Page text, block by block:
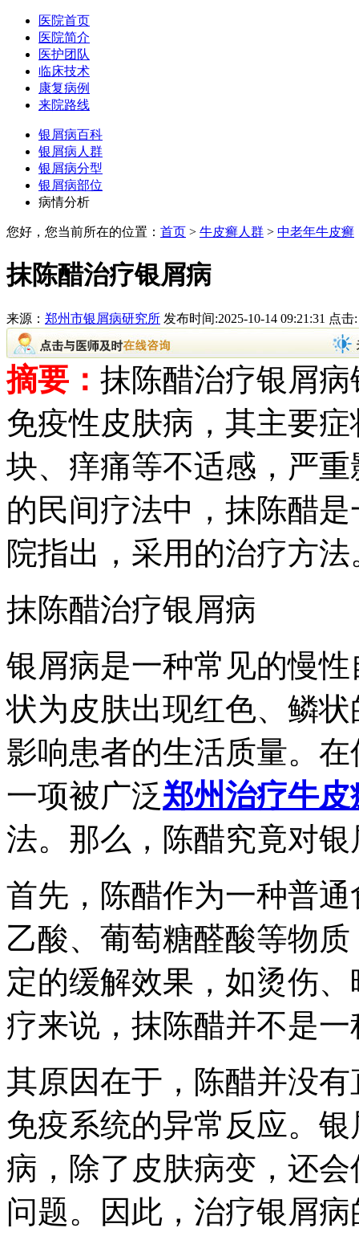
医院首页
医院简介
医护团队
临床技术
康复病例
来院路线
银屑病百科
银屑病人群
银屑病分型
银屑病部位
病情分析
您好，您当前所在的位置： 首页 > 牛皮癣人群 > 中老年牛皮癣
抹陈醋治疗银屑病
来源： 郑州市银屑病研究所 发布时间:2025-10-14 09:21:31 点击:
摘要： 抹陈醋治疗银屑
免疫性皮肤病，其主要
块、痒痛等不适感，严
的民间疗法中，抹陈醋
院指出，采用的治疗方
抹陈醋治疗银屑病
银屑病是一种常见的慢
状为皮肤出现红色、鳞
影响患者的生活质量。
一项被广泛郑州治疗牛皮
法。那么，陈醋究竟对
首先，陈醋作为一种普
乙酸、葡萄糖醛酸等物
定的缓解效果，如烫伤
疗来说，抹陈醋并不是
其原因在于，陈醋并没
免疫系统的异常反应。
病，除了皮肤病变，还
问题。因此，治疗银屑